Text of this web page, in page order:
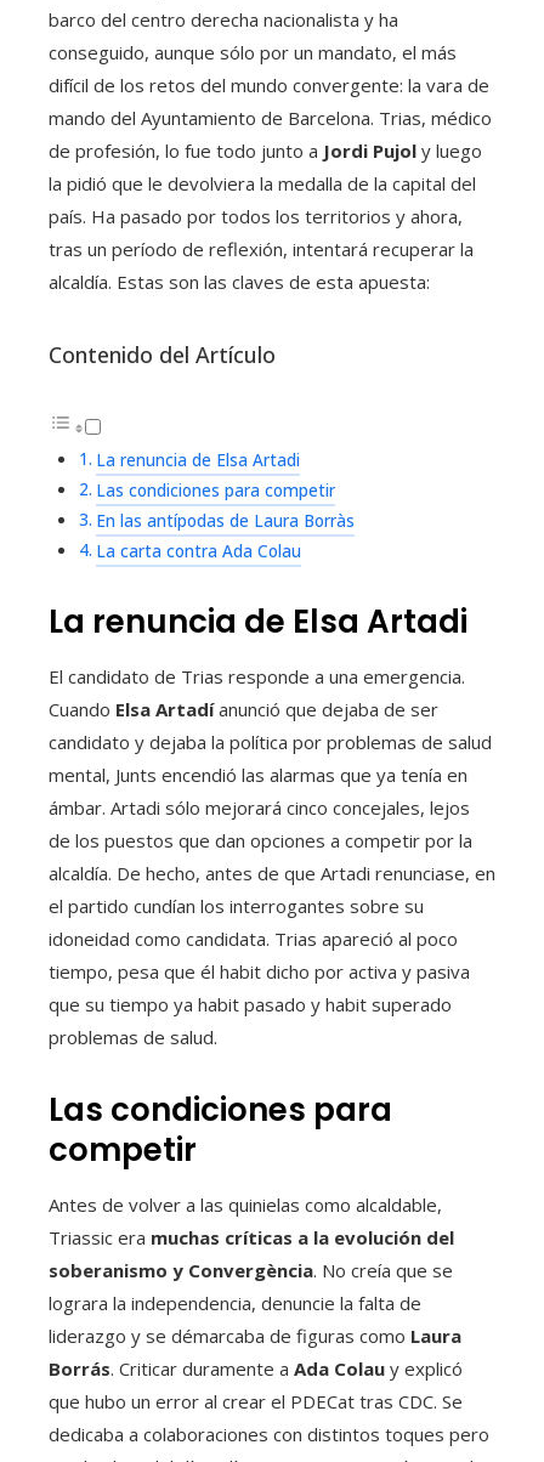
barco del centro derecha nacionalista y ha
conseguido, aunque sólo por un mandato, el más
difícil de los retos del mundo convergente: la vara de
mando del Ayuntamiento de Barcelona. Trias, médico
de profesión, lo fue todo junto a Jordi Pujol y luego
la pidió que le devolviera la medalla de la capital del
país. Ha pasado por todos los territorios y ahora,
tras un período de reflexión, intentará recuperar la
alcaldía. Estas son las claves de esta apuesta:
Contenido del Artículo
La renuncia de Elsa Artadi
Las condiciones para competir
En las antípodas de Laura Borràs
La carta contra Ada Colau
La renuncia de Elsa Artadi
El candidato de Trias responde a una emergencia.
Cuando Elsa Artadíanunció que dejaba de ser
candidato y dejaba la política por problemas de salud
mental, Junts encendió las alarmas que ya tenía en
ámbar. Artadi sólo mejorará cinco concejales, lejos
de los puestos que dan opciones a competir por la
alcaldía. De hecho, antes de que Artadi renunciase, en
el partido cundían los interrogantes sobre su
idoneidad como candidata. Trias apareció al poco
tiempo, pesa que él habit dicho por activa y pasiva
que su tiempo ya habit pasado y habit superado
problemas de salud.
Las condiciones para
competir
Antes de volver a las quinielas como alcaldable,
Triassic era muchas críticas a la evolución del
soberanismo y Convergència. No creía que se
lograra la independencia, denuncie la falta de
liderazgo y se démarcaba de figuras como Laura
Borrás. Criticar duramente a Ada Colau y explicó
que hubo un error al crear el PDECat tras CDC. Se
dedicaba a colaboraciones con distintos toques pero